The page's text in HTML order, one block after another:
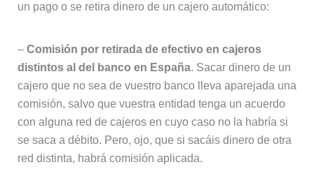
un pago o se retira dinero de un cajero automático:
– Comisión por retirada de efectivo en cajeros
distintos al del banco en España. Sacar dinero de un
cajero que no sea de vuestro banco lleva aparejada una
comisión, salvo que vuestra entidad tenga un acuerdo
con alguna red de cajeros en cuyo caso no la habría si
se saca a débito. Pero, ojo, que si sacáis dinero de otra
red distinta, habrá comisión aplicada.